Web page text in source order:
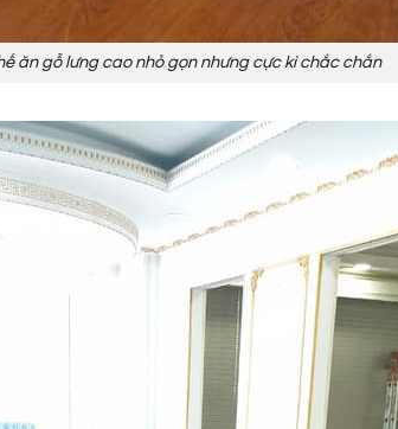
ăn gỗ lưng cao nhỏ gọn nhưng cực kì chắc chắn